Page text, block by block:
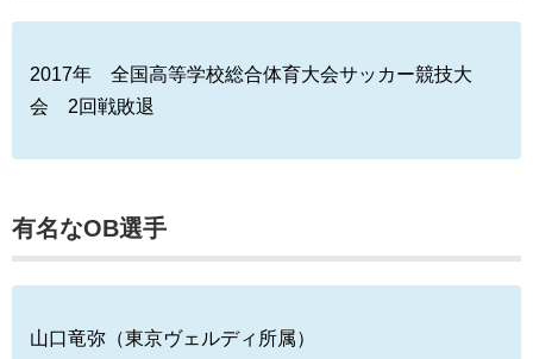
2017年 全国高等学校総合体育大会サッカー競技大
会 2回戦敗退
有名なOB選手
山口竜弥（東京ヴェルディ所属）